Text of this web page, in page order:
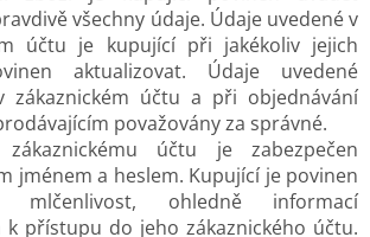
všechny údaje. Údaje uvedené v
účtu je kupující při jakékoliv jejich
aktualizovat. Údaje uvedené
zákaznickém účtu a při objednávání
považovány za správné.
účtu je zabezpečen
jménem a heslem. Kupující je povinen
mlčenlivost, ohledně informací
k přístupu do jeho zákaznického účtu.